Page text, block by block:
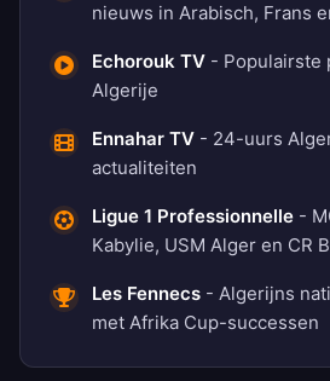
nieuws in Arabisch, Frans
Echorouk TV - Populairste
Algerije
Ennahar TV - 24-uurs
actualiteiten
Ligue 1 Professionnelle -
Kabylie, USM Alger en CR
Les Fennecs - Algerijns
met Afrika Cup-successen